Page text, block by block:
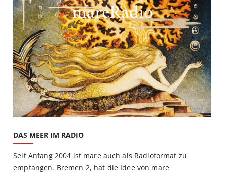
mareRadio
DAS MEER IM RADIO
Seit Anfang 2004 ist mare auch als Radioformat zu
empfangen. Bremen 2, hat die Idee von mare